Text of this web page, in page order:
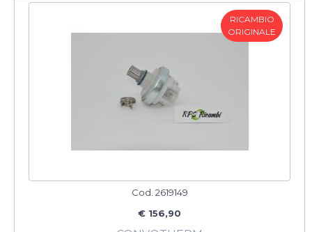
RICAMBIO
ORIGINALE
Cod. 2619149
€ 156,90